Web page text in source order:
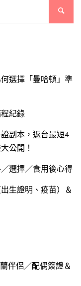
選擇「曼哈頓」準
紀錄
副本，返台最短4
公開！
選擇／食用後心得
生證明、疫苗）＆
伴侶／配偶簽證＆